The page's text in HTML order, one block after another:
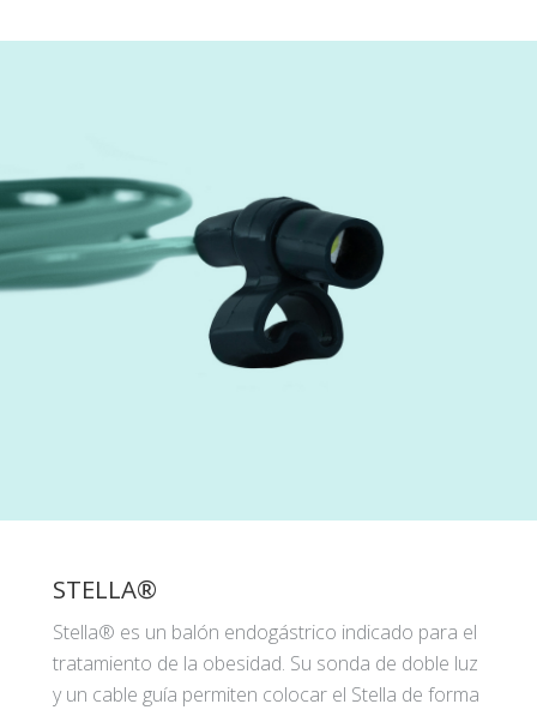
STELLA®
Stella® es un balón endogástrico indicado para el
tratamiento de la obesidad. Su sonda de doble luz
y un cable guía permiten colocar el Stella de forma